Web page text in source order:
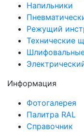
Напильники
Режущий
Технические
Информация
Фотогалерея
Палитра RAL
Справочник